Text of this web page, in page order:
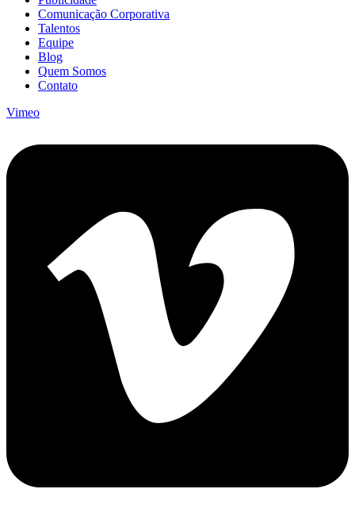
Comunicação Corporativa
Talentos
Equipe
Blog
Quem Somos
Contato
Vimeo